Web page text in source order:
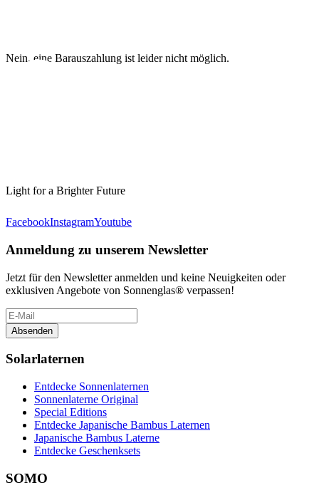
Nein, eine Barauszahlung ist leider nicht möglich.
Light for a Brighter Future
FacebookInstagramYoutube
Anmeldung zu unserem Newsletter
Jetzt für den Newsletter anmelden und keine Neuigkeiten oder
exklusiven Angebote von Sonnenglas® verpassen!
Absenden
Solarlaternen
Entdecke Sonnenlaternen
Sonnenlaterne Original
Special Editions
Entdecke Japanische Bambus Laternen
Japanische Bambus Laterne
Entdecke Geschenksets
SOMO